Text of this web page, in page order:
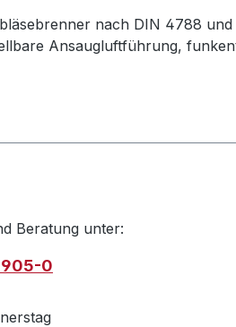
nach DIN 4788
Ansaugluftführung,
Beratung unter:
905-0